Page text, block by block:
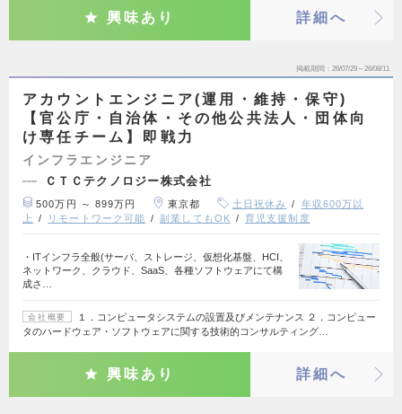
興味あり 詳細へ
掲載期間 26/07/29～26/08/11
アカウントエンジニア(運用・維持・保守)
【官公庁・自治体・その他公共法人・団体向
け専任チーム】即戦力
インフラエンジニア
ＣＴＣテクノロジー株式会社
500万円 ～ 899万円 東京都 土日祝休み
年収600万以
上
リモートワーク可能 副業してもOK 育児支援制度
・ITインフラ全般(サーバ、ストレージ、仮想化基盤、HCI、
ネットワーク、クラウド、SaaS、各種ソフトウェアにて構
成さ…
会社概要
１．コンピュータシステムの設置及びメンテナンス ２．コンピュー
タのハードウェア・ソフトウェアに関する技術的コンサルティング…
興味あり 詳細へ